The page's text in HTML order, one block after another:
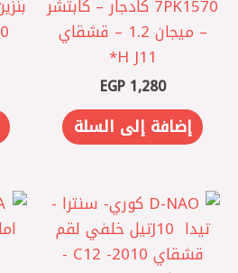
7PK1570 كادجار – كابتشر
– ميجان 1.2 – قشقاي
J11 ‏H*
EGP1,280
إضافة إلى السلة